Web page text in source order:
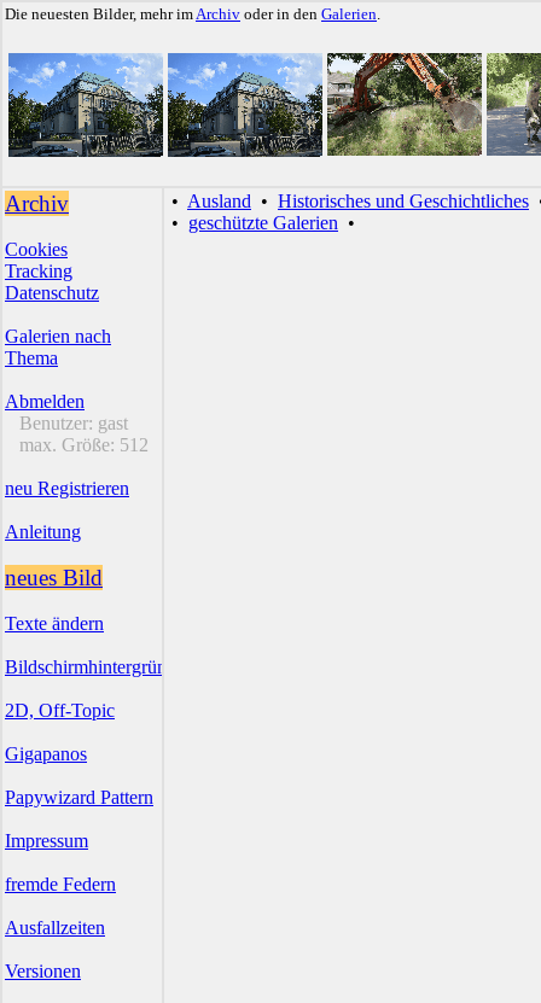
Die neuesten Bilder, mehr imArchiv oder in den Galerien.
Archiv
Cookies
Tracking
Datenschutz
Galerien nach
Thema
Abmelden
Benutzer: gast
max. Größe: 512
neu Registrieren
Anleitung
neues Bild
Texte ändern
Bildschirmhintergründe
2D, Off-Topic
Gigapanos
Papywizard Pattern
Impressum
fremde Federn
Ausfallzeiten
Versionen
• Ausland • Historisches und Geschichtliches
• geschützte Galerien •